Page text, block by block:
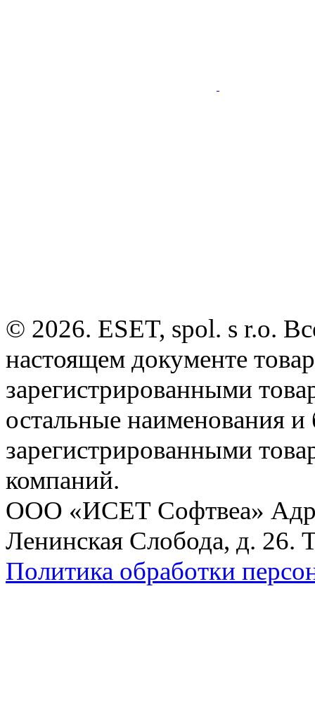
© 2026. ESET, spol. s r.o.
настоящем документе
зарегистрированными
остальные наименования
зарегистрированными
компаний.
ООО «ИСЕТ Софтвеа»
Ленинская Слобода, д. 26.
Политика обработки